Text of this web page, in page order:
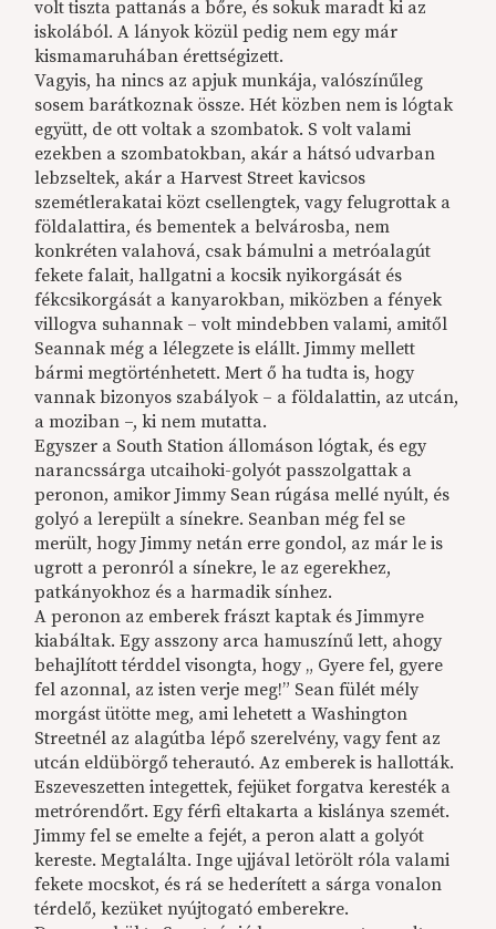
volt tiszta pattanás a bőre, és sokuk maradt ki az
iskolából. A lányok közül pedig nem egy már
kismamaruhában érettségizett.
Vagyis, ha nincs az apjuk munkája, valószínűleg
sosem barátkoznak össze. Hét közben nem is lógtak
együtt, de ott voltak a szombatok. S volt valami
ezekben a szombatokban, akár a hátsó udvarban
lebzseltek, akár a Harvest Street kavicsos
szemétlerakatai közt csellengtek, vagy felugrottak a
földalattira, és bementek a belvárosba, nem
konkréten valahová, csak bámulni a metróalagút
fekete falait, hallgatni a kocsik nyikorgását és
fékcsikorgását a kanyarokban, miközben a fények
villogva suhannak – volt mindebben valami, amitől
Seannak még a lélegzete is elállt. Jimmy mellett
bármi megtörténhetett. Mert ő ha tudta is, hogy
vannak bizonyos szabályok – a földalattin, az utcán,
a moziban –, ki nem mutatta.
Egyszer a South Station állomáson lógtak, és egy
narancssárga utcaihoki-golyót passzolgattak a
peronon, amikor Jimmy Sean rúgása mellé nyúlt, és
golyó a lerepült a sínekre. Seanban még fel se
merült, hogy Jimmy netán erre gondol, az már le is
ugrott a peronról a sínekre, le az egerekhez,
patkányokhoz és a harmadik sínhez.
A peronon az emberek frászt kaptak és Jimmyre
kiabáltak. Egy asszony arca hamuszínű lett, ahogy
behajlított térddel visongta, hogy „ Gyere fel, gyere
fel azonnal, az isten verje meg!” Sean fülét mély
morgást ütötte meg, ami lehetett a Washington
Streetnél az alagútba lépő szerelvény, vagy fent az
utcán eldübörgő teherautó. Az emberek is hallották.
Eszeveszetten integettek, fejüket forgatva keresték a
metrórendőrt. Egy férfi eltakarta a kislánya szemét.
Jimmy fel se emelte a fejét, a peron alatt a golyót
kereste. Megtalálta. Inge ujjával letörölt róla valami
fekete mocskot, és rá se hederített a sárga vonalon
térdelő, kezüket nyújtogató emberekre.